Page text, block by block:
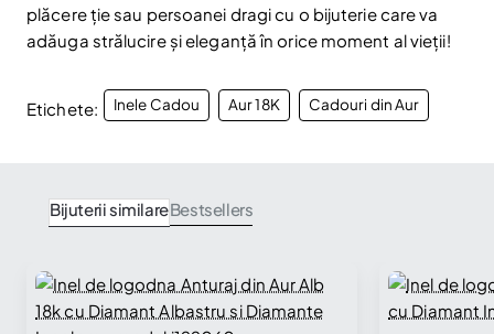
plăcere ție sau persoanei dragi cu o bijuterie care va
adăuga strălucire și eleganță în orice moment al vieții!
Etichete: Inele Cadou Aur 18K Cadouri din Aur
Bijuterii similareBestsellers